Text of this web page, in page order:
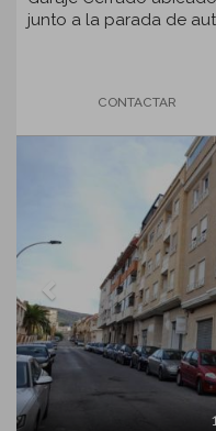
junto a la parada de
CONTACTAR